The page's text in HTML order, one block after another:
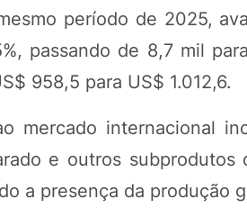
período de 2025,
passando de 8,7 mil
958,5 para US$ 1.012,6.
mercado internacional
e outros
a presença da produção